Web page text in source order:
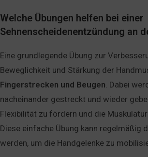
Welche Übungen helfen bei einer
Sehnenscheidenentzündung an
Eine grundlegende Übung zur
Beweglichkeit und Stärkung der
Fingerstrecken und Beugen. Dabei
nacheinander gestreckt und wieder
Flexibilität zu fördern und die
Diese einfache Übung kann regelmäßig
werden, um die Handgelenke zu